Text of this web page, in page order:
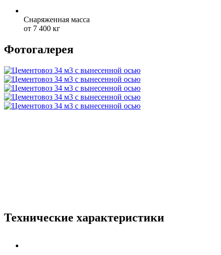
Снаряженная масса
от 7 400 кг
Фотогалерея
Технические характеристики